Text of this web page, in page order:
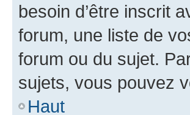
besoin d’être inscrit
forum, une liste de
forum ou du sujet.
sujets, vous pouvez
Haut